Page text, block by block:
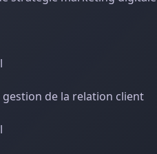
de la relation client